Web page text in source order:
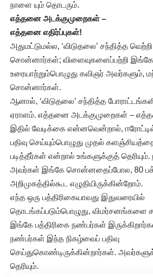
நாளை யும் தொடரும்.
எத்தனை அடக்குமுறைகள் –
எத்தனை எதிர்ப்புகள்!
அதுமட்டுமல்ல, ‘விடுதலை’ சந்தித்த
சொன்னார்கள்; விளைவுகளைப்பற்றி இங்கே
உரையாற்றும்பொழுது கவிஞர் அவர்களும்,
சொன்னார்கள்.
ஆனால், ‘விடுதலை’ சந்தித்த
ஏராளம். எத்தனை அடக்குமுறைகள் –
இதில் வேடிக்கை என்னவென்றால்,
பதிவு செய்யும்பொழுது முதல்
படித்தீர்கள் என்றால் உங்களுக்குத் தெரியும்.
அவர்கள் இங்கே சொன்னதைப்போல, 80
அறிமுகத்தில்கூட எழுதியிருக்கின்றோம்.
எந்த ஒரு பத்திரிகையாவது இதுவரையில்
தொடங்கப்படும்பொழுது, விமர்சனங்களை
இங்கே பத்திரிகை நண்பர்கள்
நண்பர்கள் இந்த நிகழ்வைப் பதிவு
செய்துகொண்டிருக்கின்றார்கள்.
தெரியும்.